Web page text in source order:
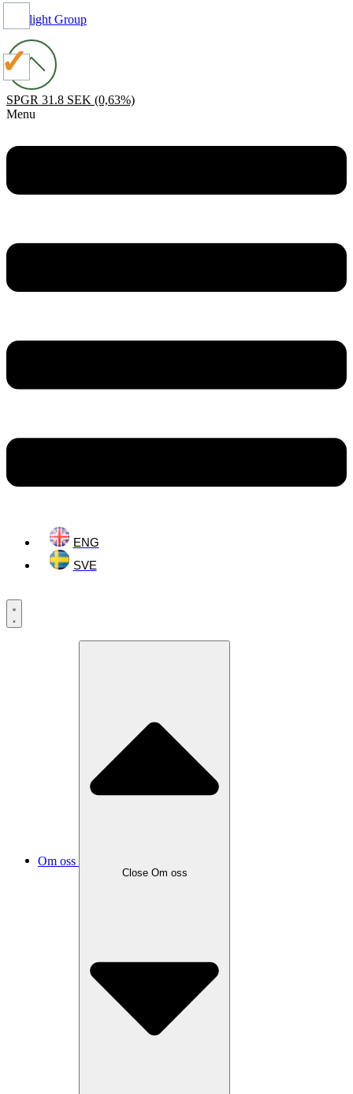
Spotlight Group
SPGR 31.8 SEK (0,63%)
Menu
ENG
SVE
Om oss
Close Om oss